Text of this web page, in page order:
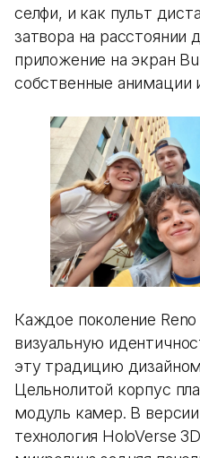
селфи, и как пульт
затвора на расстоянии
приложение на экран
собственные анимации
Каждое поколение
визуальную
эту традицию
Цельнолитой корпус
модуль камер. В
технология HoloVerse